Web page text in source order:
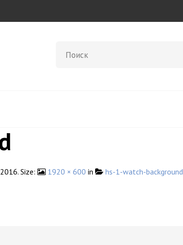
. Size: 1920 × 600 in hs-1-watch-background